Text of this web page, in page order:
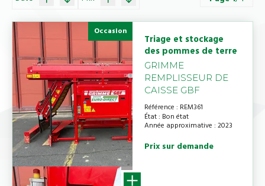
Occasion
Triage et stockage
des pommes de terre
GRIMME
REMPLISSEUR DE
CAISSE GBF
Référence REM361
État Bon état
Année approximative 2023
Prix sur demande